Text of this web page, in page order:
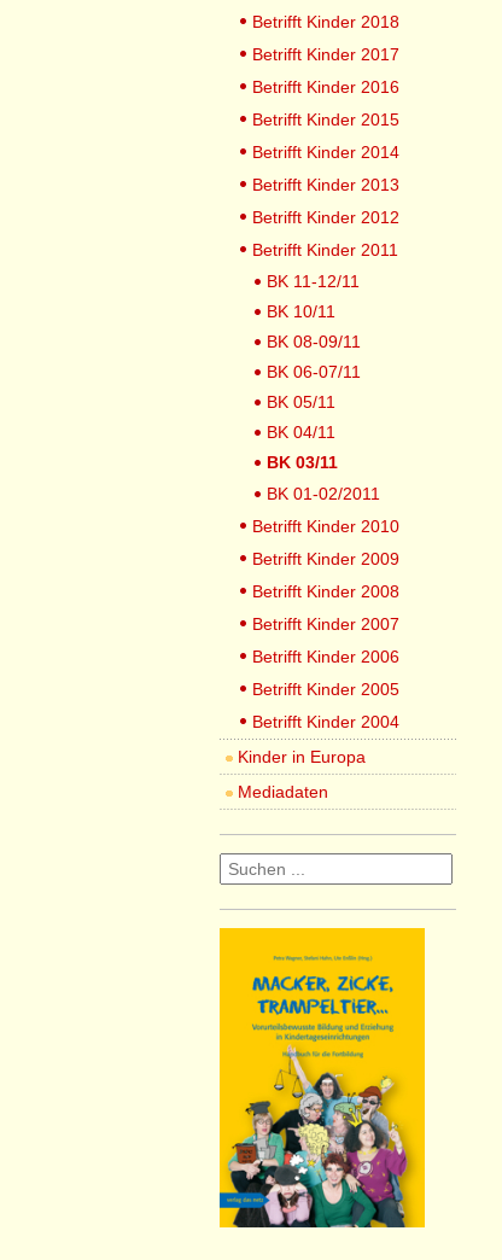
Betrifft Kinder 2018
Betrifft Kinder 2017
Betrifft Kinder 2016
Betrifft Kinder 2015
Betrifft Kinder 2014
Betrifft Kinder 2013
Betrifft Kinder 2012
Betrifft Kinder 2011
BK 11-12/11
BK 10/11
BK 08-09/11
BK 06-07/11
BK 05/11
BK 04/11
BK 03/11
BK 01-02/2011
Betrifft Kinder 2010
Betrifft Kinder 2009
Betrifft Kinder 2008
Betrifft Kinder 2007
Betrifft Kinder 2006
Betrifft Kinder 2005
Betrifft Kinder 2004
Kinder in Europa
Mediadaten